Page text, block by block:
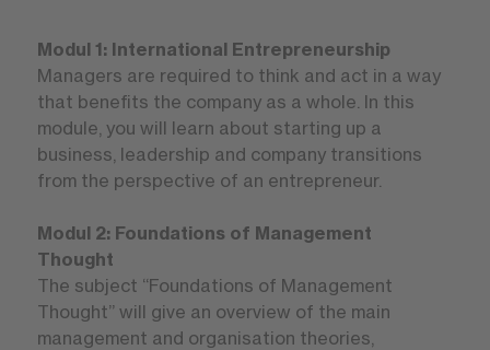
Modul 1: International Entrepreneurship
Managers are required to think and act in a way
that benefits the company as a whole. In this
module, you will learn about starting up a
business, leadership and company transitions
from the perspective of an entrepreneur.
Modul 2: Foundations of Management
Thought
The subject “Foundations of Management
Thought” will give an overview of the main
management and organisation theories,